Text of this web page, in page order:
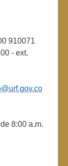
910071
- ext.
8:00 a.m.